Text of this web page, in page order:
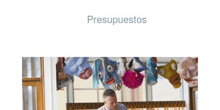
Presupuestos